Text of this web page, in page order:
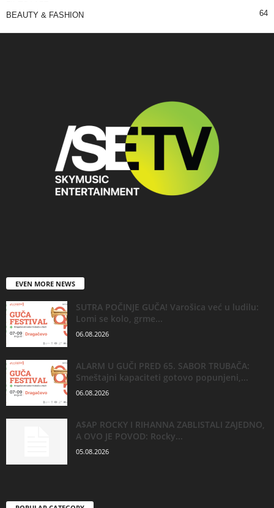
BEAUTY & FASHION 64
EVEN MORE NEWS
SUTRA POČINJE GUČA! Varošica već u ludilu:
Lomi se kolo, grme...
06.08.2026
ALARM U GUČI PRED 65. SABOR TRUBAČA:
Smeštajni kapaciteti gotovo popunjeni,...
06.08.2026
A$AP ROCKY I RIHANNA ZABLISTALI ZAJEDNO,
A OVO JE POVOD: Rocky...
05.08.2026